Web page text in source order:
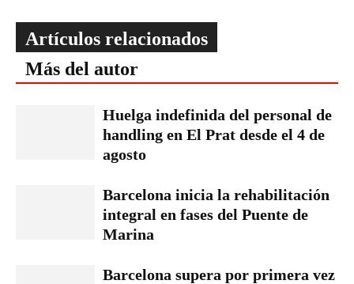
Artículos relacionados
Más del autor
Huelga indefinida del personal de
handling en El Prat desde el 4 de
agosto
Barcelona inicia la rehabilitación
integral en fases del Puente de
Marina
Barcelona supera por primera vez